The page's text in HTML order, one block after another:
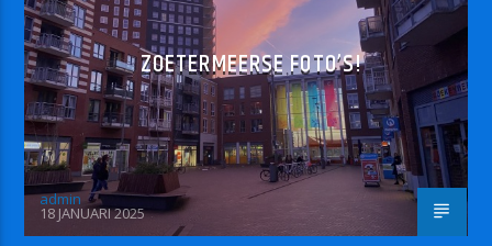
ZOETERMEERSE FOTO’S!
admin
18 JANUARI 2025